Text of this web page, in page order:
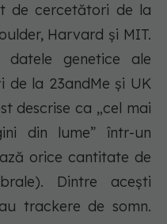
de cercetători de la
Harvard și MIT.
datele genetice ale
de la 23andMe și UK
descrise ca „cel mai
din lume” într-un
orice cantitate de
Dintre acești
trackere de somn.